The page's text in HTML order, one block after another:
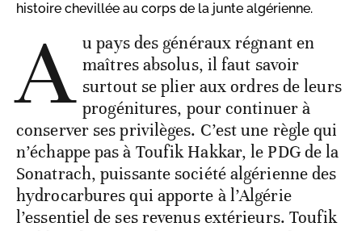
histoire chevillée au corps de la junte algérienne.
A u pays des généraux régnant en
maîtres absolus, il faut savoir
surtout se plier aux ordres de leurs
progénitures, pour continuer à
conserver ses privilèges. C’est une règle qui
n’échappe pas à Toufik Hakkar, le PDG de la
Sonatrach, puissante société algérienne des
hydrocarbures qui apporte à l’Algérie
l’essentiel de ses revenus extérieurs. Toufik